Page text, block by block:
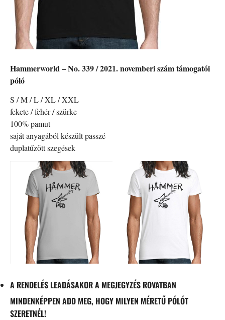
Hammerworld – No. 339 / 2021. novemberi szám támogatói
póló
S / M / L / XL / XXL
fekete / fehér / szürke
100% pamut
saját anyagából készült passzé
duplatűzött szegések
A RENDELÉS LEADÁSAKOR A MEGJEGYZÉS ROVATBAN
MINDENKÉPPEN ADD MEG, HOGY MILYEN MÉRETŰ PÓLÓT
SZERETNÉL!